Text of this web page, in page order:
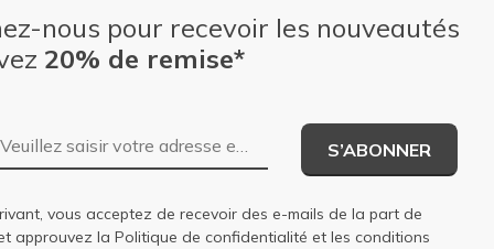
nous pour recevoir les nouveautés
20% de remise*
Adresse e-mail
S’ABONNER
vous acceptez de recevoir des e-mails de la part de
approuvez la Politique de confidentialité et les conditions